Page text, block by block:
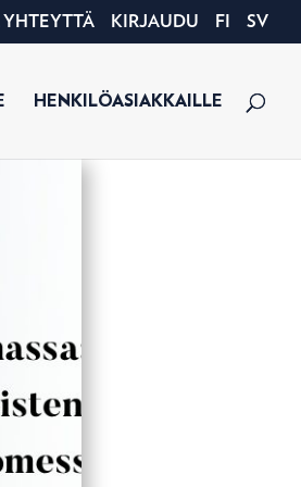
YHTEYTTÄ KIRJAUDU FI SV
HENKILÖASIAKKAILLE